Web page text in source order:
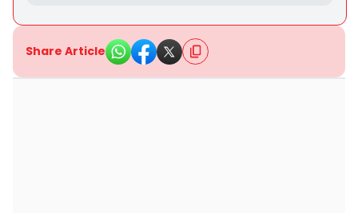
Share Article